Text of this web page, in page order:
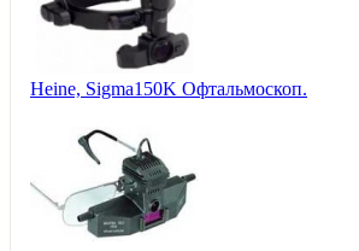
Heine, Sigma150K Офтальмоскоп.